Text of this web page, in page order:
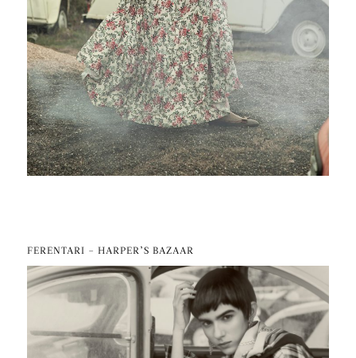
FERENTARI – HARPER’S BAZAAR